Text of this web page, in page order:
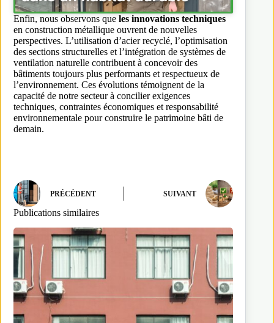
Enfin, nous observons que les innovations techniques
en construction métallique ouvrent de nouvelles
perspectives. L’utilisation d’acier recyclé, l’optimisation
des sections structurelles et l’intégration de systèmes de
ventilation naturelle contribuent à concevoir des
bâtiments toujours plus performants et respectueux de
l’environnement. Ces évolutions témoignent de la
capacité de notre secteur à concilier exigences
techniques, contraintes économiques et responsabilité
environnementale pour construire le patrimoine bâti de
demain.
PRÉCÉDENT SUIVANT
Publications similaires